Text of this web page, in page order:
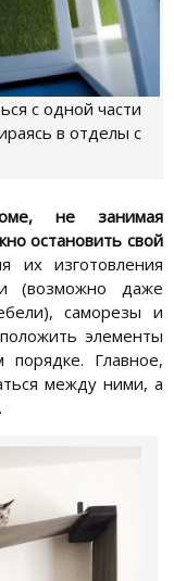
с одной части
в отделы с
не занимая
остановить свой
их изготовления
(возможно даже
саморезы и
элементы
порядке. Главное,
между ними, а